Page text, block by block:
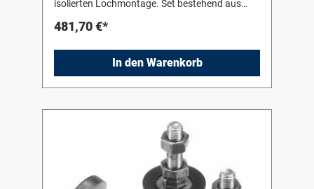
isolierten Lochmontage. Set bestehend aus
Anschluss an 230-V-Steckdose,
300/5 bis 400/5.
481,70 €*
In den Warenkorb